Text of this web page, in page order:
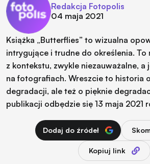
Redakcja Fotopolis
04 maja 2021
Książka „Butterflies” to wizualna
intrygujące i trudne do określenia.
z kontekstu, zwykle niezauważalne, a
na fotografiach. Wreszcie to historia
degradacji, ale też o pięknie
publikacji odbędzie się 13 maja 2021
Dodaj do źródeł
Kopiuj link